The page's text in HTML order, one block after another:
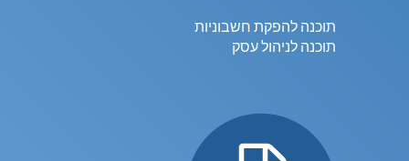
תוכנה להפקת חשבוניות
תוכנה לניהול עסק